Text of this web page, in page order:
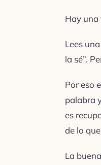
Hay una
Lees
la sé”.
Por eso
palabra
es
de lo
La